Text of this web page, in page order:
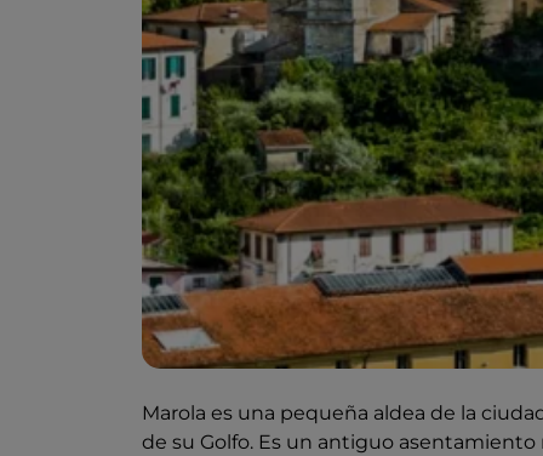
Marola es una pequeña aldea de la
de su Golfo. Es un antiguo